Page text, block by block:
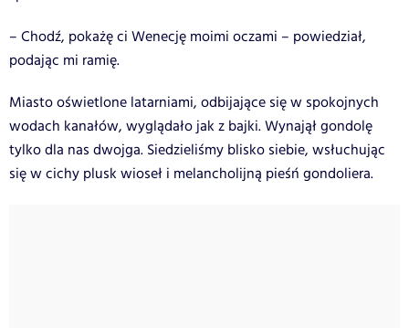
– Chodź, pokażę ci Wenecję moimi oczami – powiedział,
podając mi ramię.
Miasto oświetlone latarniami, odbijające się w spokojnych
wodach kanałów, wyglądało jak z bajki. Wynajął gondolę
tylko dla nas dwojga. Siedzieliśmy blisko siebie, wsłuchując
się w cichy plusk wioseł i melancholijną pieśń gondoliera.